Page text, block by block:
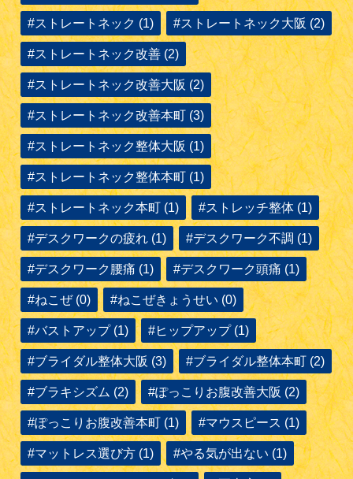
#ストレートネック (1) #ストレートネック大阪 (2)
#ストレートネック改善 (2)
#ストレートネック改善大阪 (2)
#ストレートネック改善本町 (3)
#ストレートネック整体大阪 (1)
#ストレートネック整体本町 (1)
#ストレートネック本町 (1) #ストレッチ整体 (1)
#デスクワークの疲れ (1) #デスクワーク不調 (1)
#デスクワーク腰痛 (1) #デスクワーク頭痛 (1)
#ねこぜ (0) #ねこぜきょうせい (0)
#バストアップ (1) #ヒップアップ (1)
#ブライダル整体大阪 (3) #ブライダル整体本町 (2)
#ブラキシズム (2) #ぽっこりお腹改善大阪 (2)
#ぽっこりお腹改善本町 (1) #マウスピース (1)
#マットレス選び方 (1) #やる気が出ない (1)